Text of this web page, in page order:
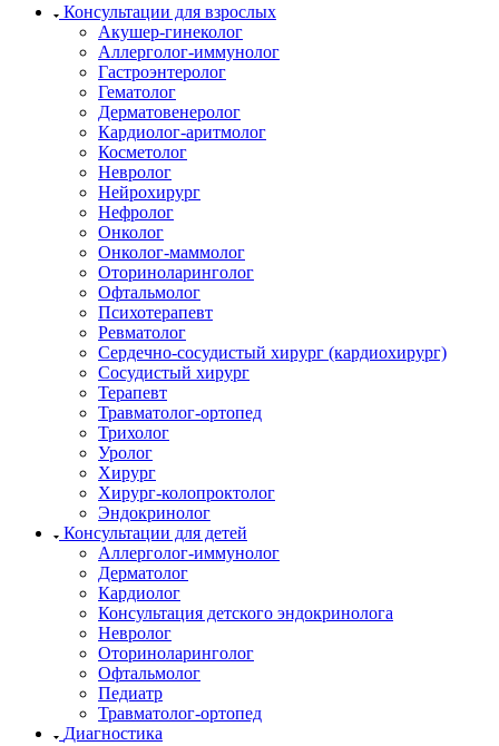
Консультации для взрослых
Акушер-гинеколог
Аллерголог-иммунолог
Гастроэнтеролог
Гематолог
Дерматовенеролог
Кардиолог-аритмолог
Косметолог
Невролог
Нейрохирург
Нефролог
Онколог
Онколог-маммолог
Оториноларинголог
Офтальмолог
Психотерапевт
Ревматолог
Сердечно-сосудистый хирург (кардиохирург)
Сосудистый хирург
Терапевт
Травматолог-ортопед
Трихолог
Уролог
Хирург
Хирург-колопроктолог
Эндокринолог
Консультации для детей
Аллерголог-иммунолог
Дерматолог
Кардиолог
Консультация детского эндокринолога
Невролог
Оториноларинголог
Офтальмолог
Педиатр
Травматолог-ортопед
Диагностика